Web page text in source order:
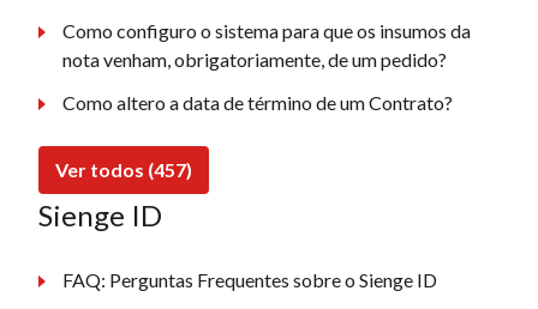
Como configuro o sistema para que os insumos da
nota venham, obrigatoriamente, de um pedido?
Como altero a data de término de um Contrato?
Ver todos (457)
Sienge ID
FAQ: Perguntas Frequentes sobre o Sienge ID